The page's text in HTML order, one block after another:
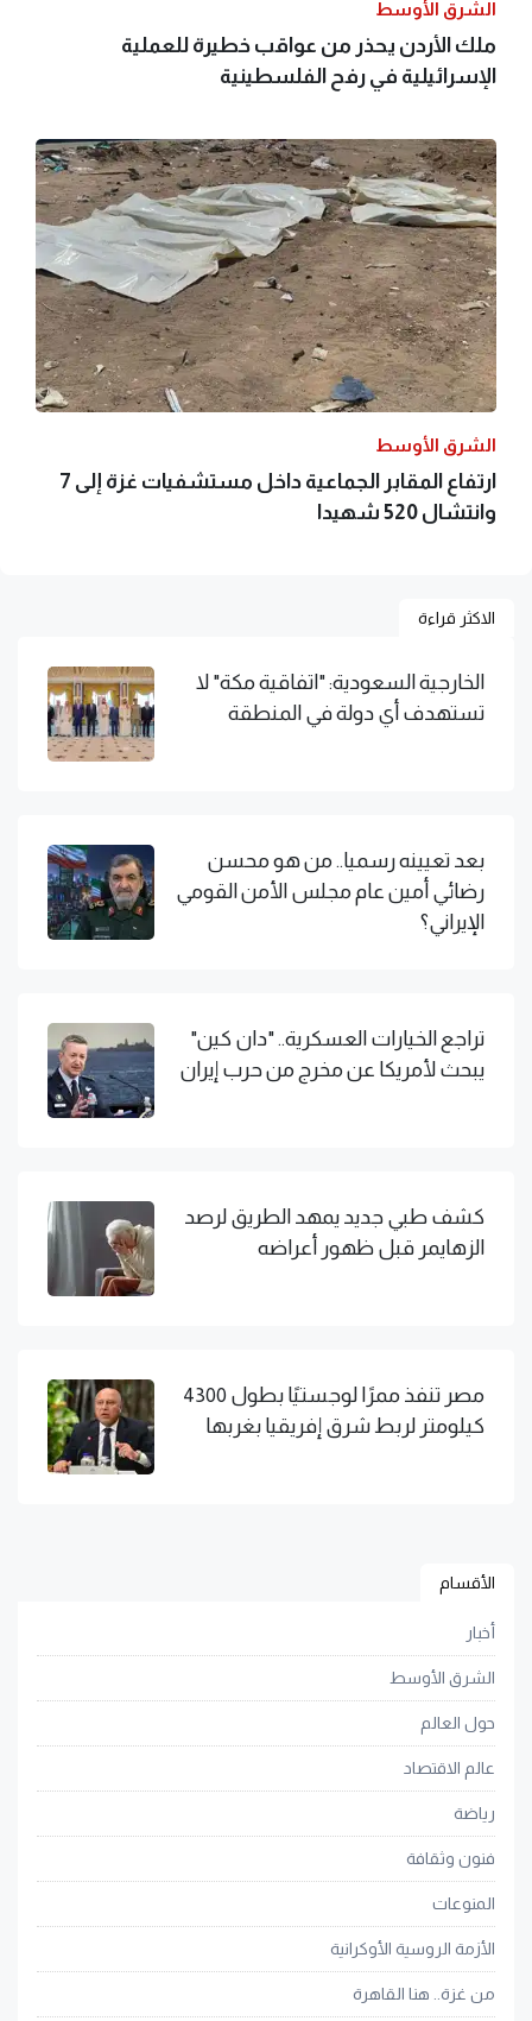
الشرق الأوسط
ملك الأردن يحذر من عواقب خطيرة للعملية
الإسرائيلية في رفح الفلسطينية
الشرق الأوسط
ارتفاع المقابر الجماعية داخل مستشفيات غزة إلى 7
وانتشال 520 شهيدا
الاكثر قراءة
الخارجية السعودية: "اتفاقية مكة" لا
تستهدف أي دولة في المنطقة
بعد تعيينه رسميا.. من هو محسن
رضائي أمين عام مجلس الأمن القومي
الإيراني؟
تراجع الخيارات العسكرية.. "دان كين"
يبحث لأمريكا عن مخرج من حرب إيران
كشف طبي جديد يمهد الطريق لرصد
الزهايمر قبل ظهور أعراضه
مصر تنفذ ممرًا لوجستيًا بطول 4300
كيلومتر لربط شرق إفريقيا بغربها
الأقسام
أخبار
الشرق الأوسط
حول العالم
عالم الاقتصاد
رياضة
فنون وثقافة
المنوعات
الأزمة الروسية الأوكرانية
من غزة.. هنا القاهرة